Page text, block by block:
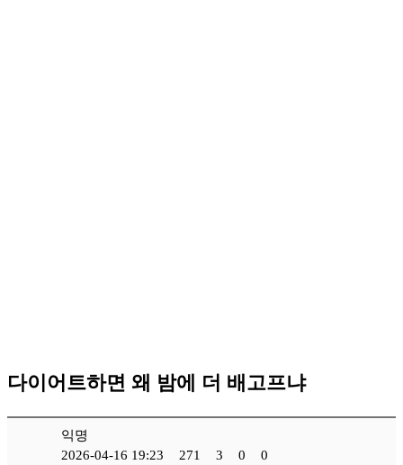
다이어트하면 왜 밤에 더 배고프냐
익명
2026-04-16 19:23
271 3 0 0